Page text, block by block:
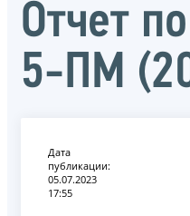
Отчет
5-ПМ
Дата
публикации:
05.07.2023
17:55